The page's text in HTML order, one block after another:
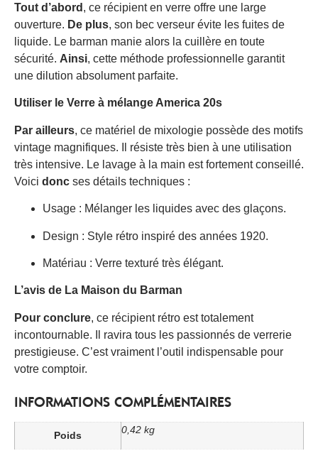
Tout d’abord , ce récipient en verre offre une large
ouverture. De plus, son bec verseur évite les fuites de
liquide. Le barman manie alors la cuillère en toute
sécurité. Ainsi, cette méthode professionnelle garantit
une dilution absolument parfaite.
Utiliser le Verre à mélange America 20s
Par ailleurs, ce matériel de mixologie possède des motifs
vintage magnifiques. Il résiste très bien à une utilisation
très intensive. Le lavage à la main est fortement conseillé.
Voici donc ses détails techniques :
Usage : Mélanger les liquides avec des glaçons.
Design : Style rétro inspiré des années 1920.
Matériau : Verre texturé très élégant.
L’avis de La Maison du Barman
Pour conclure, ce récipient rétro est totalement
incontournable. Il ravira tous les passionnés de verrerie
prestigieuse. C’est vraiment l’outil indispensable pour
votre comptoir.
INFORMATIONS COMPLÉMENTAIRES
Poids 0,42 kg